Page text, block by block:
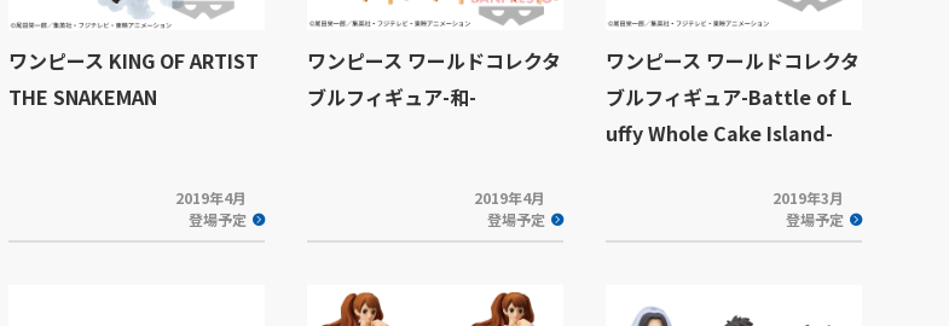
ワンピース KING OF ARTIST
THE SNAKEMAN
2019年4月
登場予定
ワンピース ワールドコレクタ
ブルフィギュア-和-
2019年4月
登場予定
ワンピース ワールドコレクタ
ブルフィギュア-Battle of L
uffy Whole Cake Island-
2019年3月
登場予定